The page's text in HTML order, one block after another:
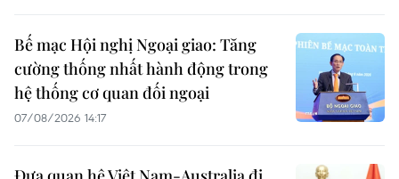
Bế mạc Hội nghị Ngoại giao: Tăng
cường thống nhất hành động trong
hệ thống cơ quan đối ngoại
07/08/2026 14:17